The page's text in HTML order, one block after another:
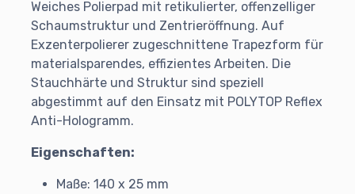
Weiches Polierpad mit retikulierter, offenzelliger
Schaumstruktur und Zentrieröffnung. Auf
Exzenterpolierer zugeschnittene Trapezform für
materialsparendes, effizientes Arbeiten. Die
Stauchhärte und Struktur sind speziell
abgestimmt auf den Einsatz mit POLYTOP Reflex
Anti-Hologramm.
Eigenschaften:
Maße: 140 x 25 mm